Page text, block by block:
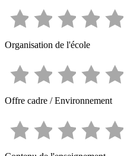
Organisation de l'école
Offre cadre / Environnement